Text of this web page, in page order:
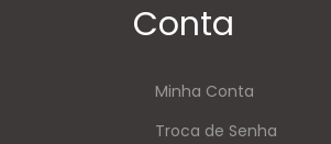
Conta
Minha Conta
Troca de Senha